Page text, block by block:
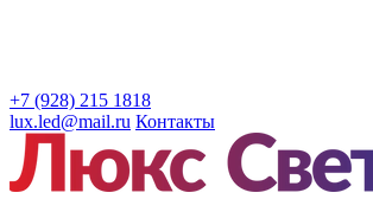
+7 (928) 215 1818
lux.led@mail.ru Контакты